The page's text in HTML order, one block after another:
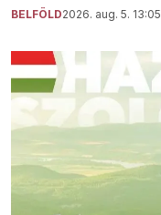
BELFÖLD2026. aug. 5. 13:05